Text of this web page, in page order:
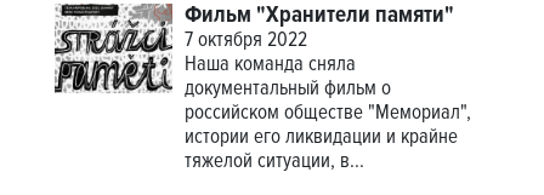
Фильм "Хранители памяти"
7 октября 2022
Наша команда сняла
документальный фильм о
российском обществе "Мемориал",
истории его ликвидации и крайне
тяжелой ситуации, в...